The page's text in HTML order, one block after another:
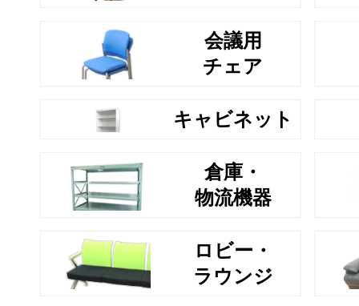
会議用
チェア
キャビネット
倉庫・
物流機器
ロビー・
ラウンジ